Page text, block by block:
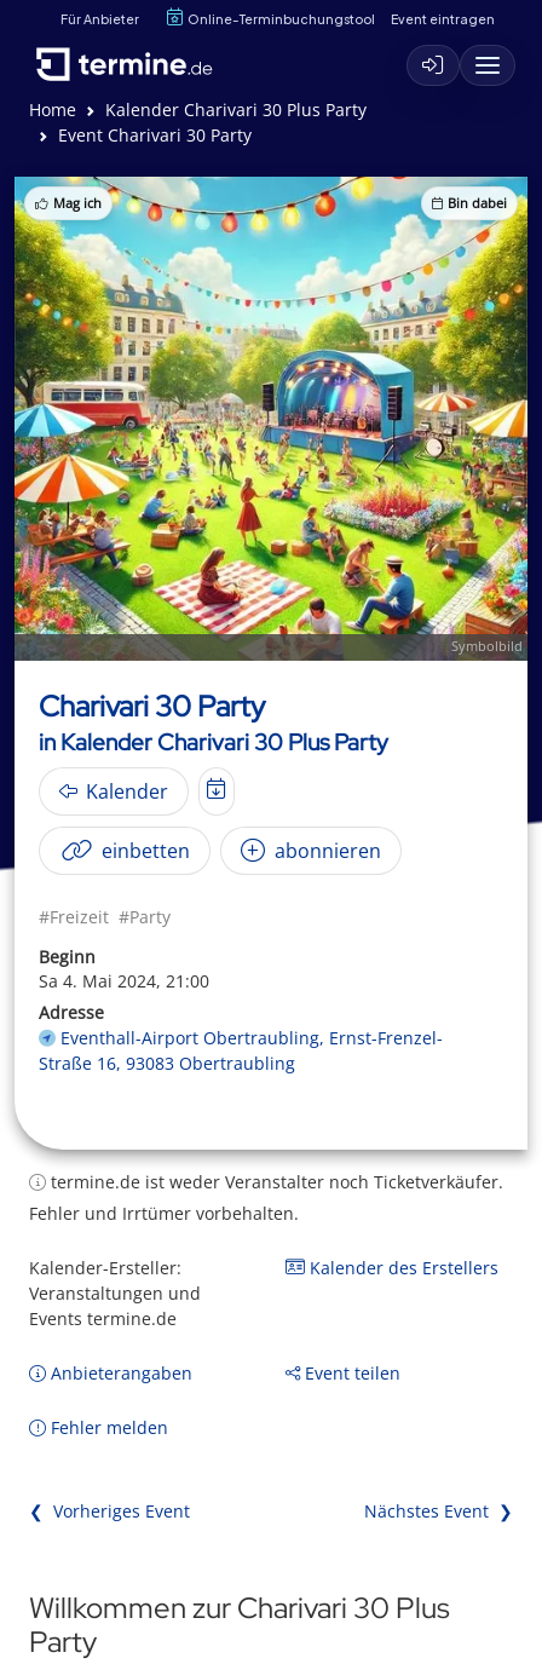
Für Anbieter Online-Terminbuchungstool Event eintragen
Home
Kalender Charivari 30 Plus Party
Event Charivari 30 Party
Mag ich Bin dabei
Symbolbild
Charivari 30 Party
in Kalender Charivari 30 Plus Party
Kalender
einbetten abonnieren
#Freizeit #Party
Beginn
Sa 4. Mai 2024, 21:00
Adresse
Eventhall-Airport Obertraubling, Ernst-Frenzel-
Straße 16, 93083 Obertraubling
termine.de ist weder Veranstalter noch Ticketverkäufer.
Fehler und Irrtümer vorbehalten.
Kalender-Ersteller:
Veranstaltungen und
Events termine.de
Kalender des Erstellers
Anbieterangaben Event teilen
Fehler melden
❮ Vorheriges Event Nächstes Event ❯
Willkommen zur Charivari 30 Plus
Party